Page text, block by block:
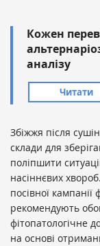
Кожен
аналізу
Читати
Збіжжя після
склади для
поліпшити
насіннєвих
посівної кампанії
рекомендують
фітопатологічне
на основі